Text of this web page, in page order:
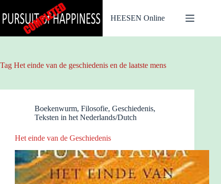
naar
de
HEESEN Online
Tag Het einde van de geschiedenis en de laatste mens
Boekenwurm, Filosofie, Geschiedenis,
Teksten in het Nederlands/Dutch
Het einde van de Geschiedenis